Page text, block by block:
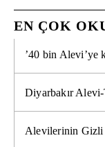
EN ÇOK
’40 bin Alevi’ye
Diyarbakır
Alevilerinin Gizli